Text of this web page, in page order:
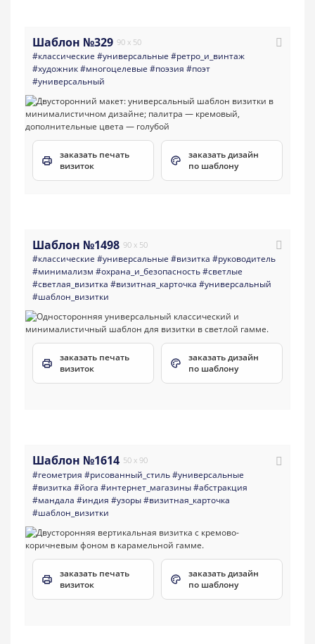
Шаблон №329 90 x 50
#классические #универсальные #ретро_и_винтаж
#художник#многоцелевые #поэзия #поэт
#универсальный
заказать печать
визиток
заказать дизайн
по шаблону
Шаблон №1498 90 x 50
#классические #универсальные #визитка #руководитель
#минимализм #охрана_и_безопасность#светлые
#светлая_визитка #визитная_карточка #универсальный
#шаблон_визитки
заказать печать
визиток
заказать дизайн
по шаблону
Шаблон №1614 50 x 90
#геометрия #рисованный_стиль#универсальные
#визитка #йога #интернет_магазины#абстракция
#мандала #индия #узоры#визитная_карточка
#шаблон_визитки
заказать печать
визиток
заказать дизайн
по шаблону